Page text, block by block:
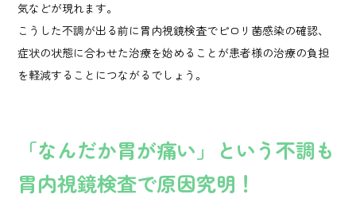
気などが現れます。
こうした不調が出る前に胃内視鏡検査でピロリ菌感染の確認、
症状の状態に合わせた治療を始めることが患者様の治療の負担
を軽減することにつながるでしょう。
「なんだか胃が痛い」という不調も
胃内視鏡検査で原因究明！